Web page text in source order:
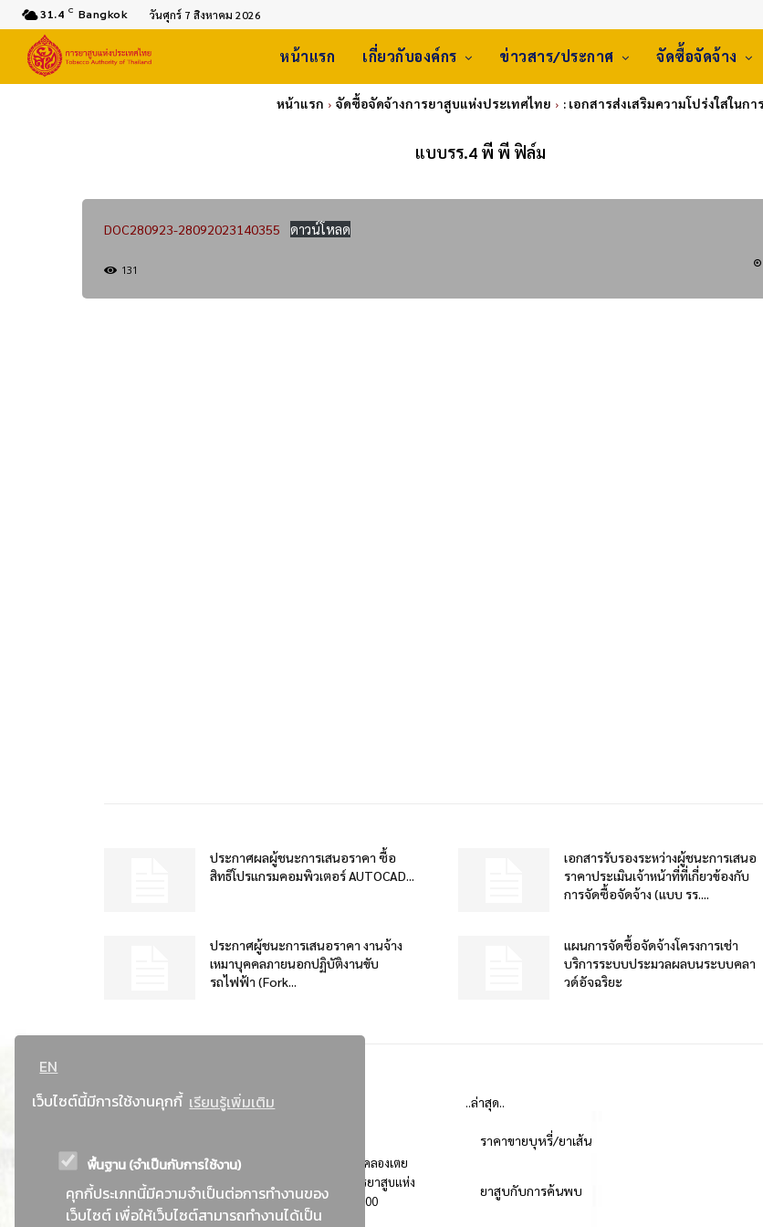
EN
เว็บไซต์นี้มีการใช้งานคุกกี้ เรียนรู้เพิ่มเติม
พื้นฐาน (จำเป็นกับการใช้งาน)
คุกกี้ประเภทนี้มีความจำเป็นต่อการทำงานของ
เว็บไซต์ เพื่อให้เว็บไซต์สามารถทำงานได้เป็น
31.4 C Bangkok วันศุกร์ 7 สิงหาคม 2026
หน้าแรก เกี่ยวกับองค์กร ข่าวสาร/ประกาศ จัดซื้อจัดจ้าง
หน้าแรก จัดซื้อจัดจ้างการยาสูบแห่งประเทศไทย : เอกสารส่งเสริมความโปร่งใสในก
แบบรร.4 พี พี ฟิล์ม
DOC280923-28092023140355 ดาวน์โหลด
131
ประกาศผลผู้ชนะการเสนอราคา ซื้อ
สิทธิโปรแกรมคอมพิวเตอร์ AUTOCAD...
เอกสารรับรองระหว่างผู้ชนะการเสนอ
ราคาประเมินเจ้าหน้าที่ที่เกี่ยวข้องกับ
การจัดซื้อจัดจ้าง (แบบ รร....
ประกาศผู้ชนะการเสนอราคา งานจ้าง
เหมาบุคคลภายนอกปฏิบัติงานขับ
รถไฟฟ้า (Fork...
แผนการจัดซื้อจัดจ้างโครงการเช่า
บริการระบบประมวลผลบนระบบคลา
วด์อัจฉริยะ
ที่อยู่ : 184 ถนนพระรามที่ 4 แขวงคลองเตย เขตคลองเตย
กรุงเทพมหานคร 10110 ติดต่อประชาสัมพันธ์ การยาสูบแห่ง
ประเทศไทย Call center โทร. 0-2229-1000
..ล่าสุด..
ราคาขายบุหรี่/ยาเส้น
ยาสูบกับการค้นพบ